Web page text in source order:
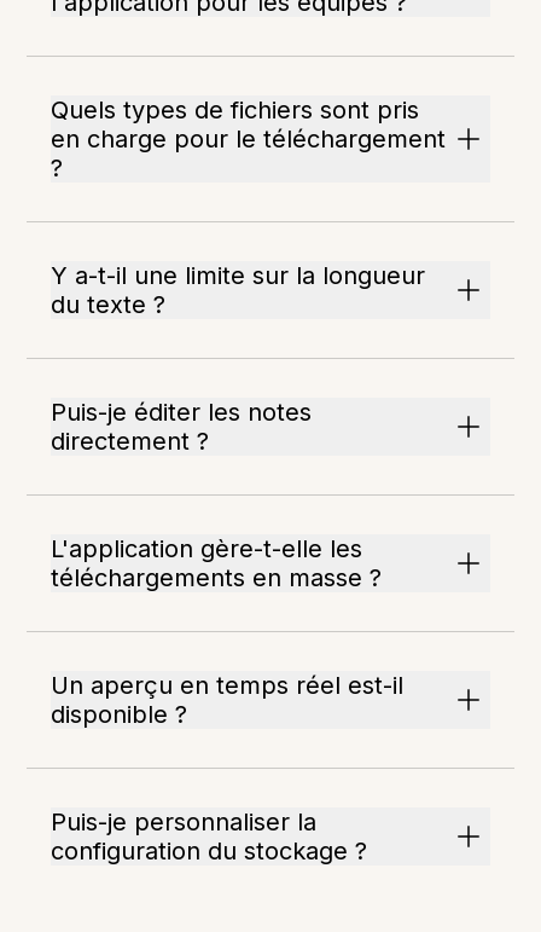
Quels types de fichiers sont pris
en charge pour le téléchargement
?
Y a-t-il une limite sur la longueur
du texte ?
Puis-je éditer les notes
directement ?
L'application gère-t-elle les
téléchargements en masse ?
Un aperçu en temps réel est-il
disponible ?
Puis-je personnaliser la
configuration du stockage ?